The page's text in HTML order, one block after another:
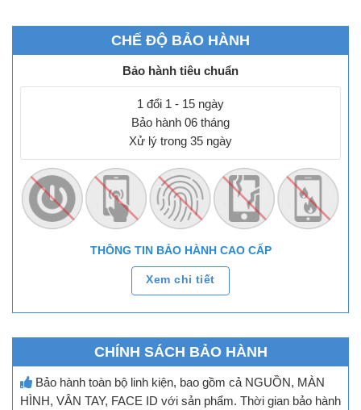
CHẾ ĐỘ BẢO HÀNH
Bảo hành tiêu chuẩn
1 đổi 1 - 15 ngày
Bảo hành 06 tháng
Xử lý trong 35 ngày
THÔNG TIN BẢO HÀNH CAO CẤP
Xem chi tiết
CHÍNH SÁCH BẢO HÀNH
Bảo hành toàn bộ linh kiện, bao gồm cả NGUỒN, MÀN
HÌNH, VÂN TAY, FACE ID với sản phẩm. Thời gian bảo hành